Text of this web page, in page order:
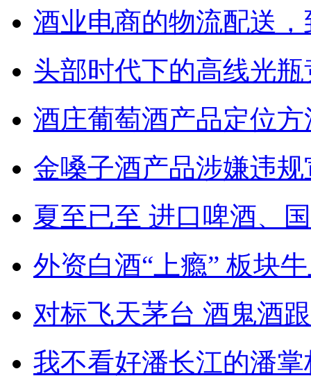
酒业电商的物流配送
头部时代下的高线光
酒庄葡萄酒产品定位
金嗓子酒产品涉嫌违规
夏至已至 进口啤酒、
外资白酒“上瘾” 板块
对标飞天茅台 酒鬼酒
我不看好潘长江的潘